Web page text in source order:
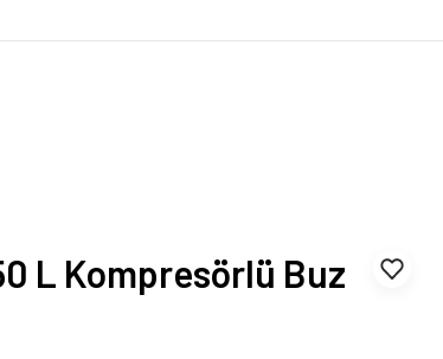
L Kompresörlü Buz